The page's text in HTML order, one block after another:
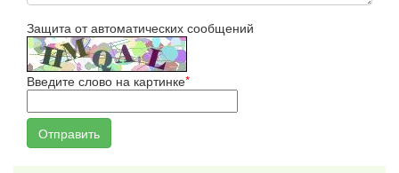
Защита от автоматических сообщений
Введите слово на картинке*